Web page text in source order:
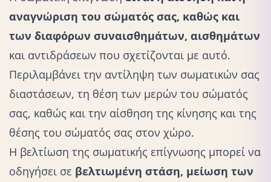
αναγνώριση του σώματός σας, καθώς και
των διαφόρων συναισθημάτων, αισθημάτων
και αντιδράσεων που σχετίζονται με αυτό.
Περιλαμβάνει την αντίληψη των σωματικών σας
διαστάσεων, τη θέση των μερών του σώματός
σας, καθώς και την αίσθηση της κίνησης και της
θέσης του σώματός σας στον χώρο.
Η βελτίωση της σωματικής επίγνωσης μπορεί να
οδηγήσει σε βελτιωμένη στάση, μείωση των